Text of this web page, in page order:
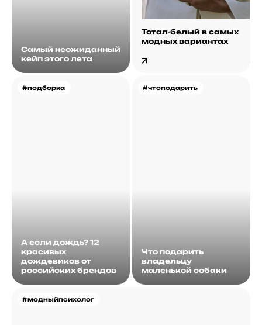
Самый неожиданный
кейп этого лета
Тотал-белый в самых
модных вариантах
#подборка
А если дождь? 12
красивых
дождевиков от
российских брендов
#модныйпсихолог
#чтоподарить
Что подарить
владельцу
маленькой собаки